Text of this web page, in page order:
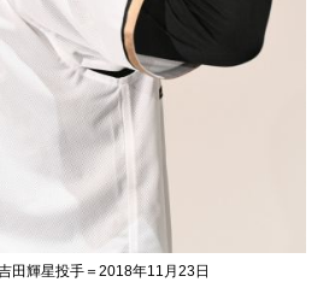
田輝星投手＝2018年11月23日